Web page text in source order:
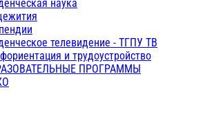
наука
телевидение - ТГПУ ТВ
и трудоустройство
ПРОГРАММЫ